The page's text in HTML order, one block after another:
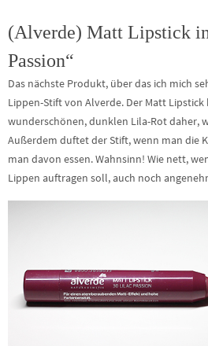
(Alverde) Matt Lipstick
Passion“
Das nächste Produkt, über das ich mich
Lippen-Stift von Alverde. Der Matt
wunderschönen, dunklen Lila-Rot daher,
Außerdem duftet der Stift, wenn man die
man davon essen. Wahnsinn! Wie nett,
Lippen auftragen soll, auch noch